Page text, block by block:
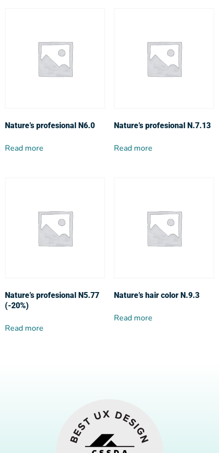
Nature’s profesional N6.0
Read more
Nature’s profesional N.7.13
Read more
Nature’s profesional N5.77
(-20%)
Read more
Nature’s hair color N.9.3
Read more